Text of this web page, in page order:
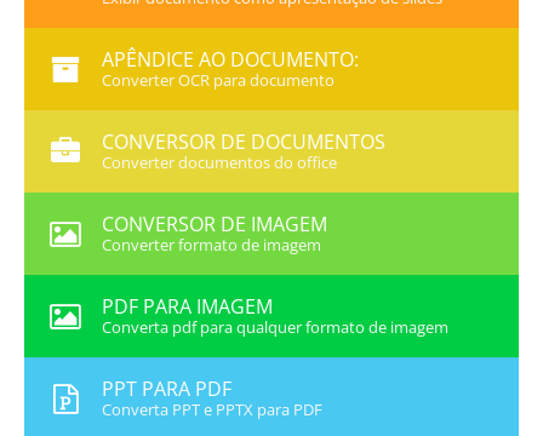
APÊNDICE AO DOCUMENTO:
Converter OCR para documento
CONVERSOR DE DOCUMENTOS
Converter documentos do office
CONVERSOR DE IMAGEM
Converter formato de imagem
PDF PARA IMAGEM
Converta pdf para qualquer formato de imagem
PPT PARA PDF
Converta PPT e PPTX para PDF